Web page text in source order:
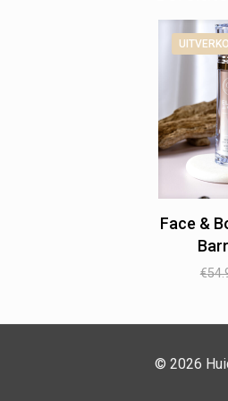
Face &
€
© 2026